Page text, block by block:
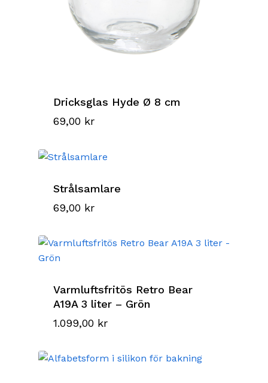
Dricksglas Hyde Ø 8 cm
69,00 kr
Strålsamlare
69,00 kr
Varmluftsfritös Retro Bear
A19A 3 liter – Grön
1.099,00 kr